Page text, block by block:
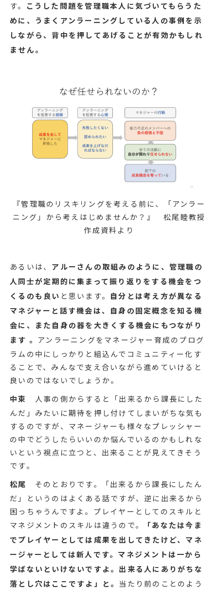
す。
こうした問題を管理職本人に気づいてもらうた
めに、うまくアンラーニングしている人の事例を示
しながら、背中を押してあげることが有効かもしれ
ません。
『管理職のリスキリングを考える前に、「アンラー
ニング」から考えはじめませんか？』 松尾睦教授
作成資料より
あるいは、 アルーさんの取組みのように、管理職の
人同士が定期的に集まって振り返りをする機会をつ
くるのも良い と思います。 自分とは考え方が異なる
マネジャーと話す機会は、自身の固定概念を知る機
会に、また自身の器を大きくする機会にもつながり
ます 。 アンラーニングをマネージャー育成のプログ
ラムの中にしっかりと組込んでコミュニティー化す
ることで、みんなで支え合いながら進めていけると
良いのではないでしょうか。
中束
人事の側からすると「出来るから課長にした
んだ」みたいに期待を押し付けてしまいがちな気も
するのですが、マネージャーも様々なプレッシャー
の中でどうしたらいいのか悩んでいるのかもしれな
いという視点に立つと、出来ることが見えてきそう
です。
松尾
そのとおりです。「出来るから課長にしたん
だ」というのはよくある話ですが、逆に出来るから
困っちゃうんですよ。プレイヤーとしてのスキルと
マネジメントのスキルは違うので。
「あなたは今ま
でプレイヤーとしては成果を出してきたけど、マネ
ージャーとしては新人です。マネジメントは一から
学ばないといけないですよ。出来る人にありがちな
落とし穴はここですよ」と。 当たり前のことのよう